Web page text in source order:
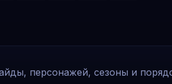
персонажей, сезоны и